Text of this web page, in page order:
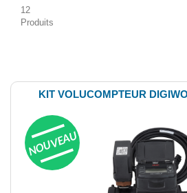
12
Produits
KIT VOLUCOMPTEUR
NOUVEAU